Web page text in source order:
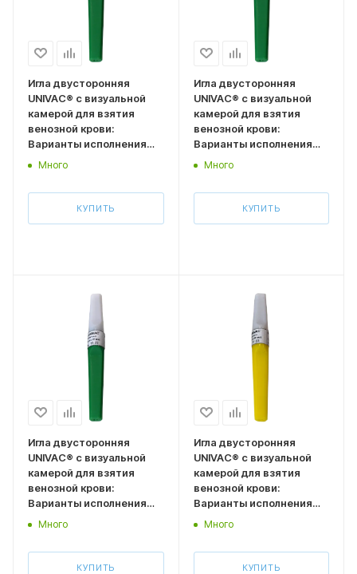
Игла двусторонняя
UNIVAC® с визуальной
камерой для взятия
венозной крови:
Варианты исполнения
Размер 0,8*25 мм
Много
КУПИТЬ
Игла двусторонняя
UNIVAC® с визуальной
камерой для взятия
венозной крови:
Варианты исполнения
Размер 0,8*32 мм
Много
КУПИТЬ
Игла двусторонняя
UNIVAC® с визуальной
камерой для взятия
венозной крови:
Варианты исполнения
Размер 0,8*38 мм
Много
КУПИТЬ
Игла двусторонняя
UNIVAC® с визуальной
камерой для взятия
венозной крови:
Варианты исполнения
Размер 0,9*25 мм
Много
КУПИТЬ